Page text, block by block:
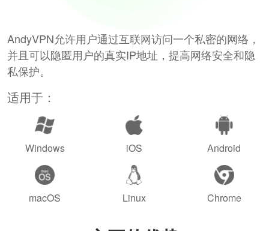
AndyVPN允许用户通过互联网访问一个私密的网络，
并且可以隐匿用户的真实IP地址，提高网络安全和隐
私保护。
适用于：
Windows iOS Android
macOS Linux Chrome